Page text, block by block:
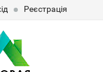
Реєстрація